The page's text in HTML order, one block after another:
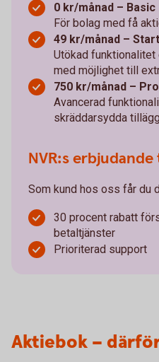
0 kr/månad – Basic
För bolag med få
49 kr/månad –
Utökad funktionalitet
med möjlighet till
750 kr/månad – Pro
Avancerad
skräddarsydda
NVR:s
Som kund hos oss får du
30 procent rabatt
betaltjänster
Prioriterad support
Aktiebok –